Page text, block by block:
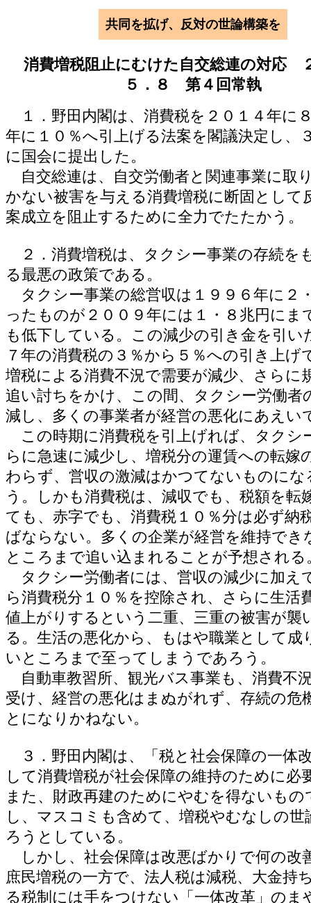
共同を拡げ、反対の世論構築を
消費増税阻止にむけた自交総連の対応
５．８ 第４回常執
１．野田内閣は、消費税を２０１４年に
年に１０％へ引上げる法案を閣議決定し、
に国会に提出した。
自交総連は、自交労働者と関連事業に取
かない被害を与える消費増税に断固として
案成立を阻止するために全力でたたかう。
２．消費増税は、タクシー事業の存続を
る最悪の政策である。
タクシー事業の総営収は１９９６年に２
ったものが２００９年には１・８兆円にま
も低下している。この減少の引き金を引い
７年の消費税の３％から５％への引き上げ
増税による消費不況で需要が減少、さらに
追い討ちをかけ、この間、タクシー労働者
減し、多くの事業者が経営の悪化にあえい
この時期に消費税を引上げれば、タクシ
らに急速に減少し、増税分の運賃への転嫁
わらず、営収の激減はかつてないものにな
う。しかも消費税は、減収でも、税額を転
ても、赤字でも、消費税１０％分は必ず納
ばならない。多くの企業が経営を維持でき
ところまで追い込まれることが予想される
タクシー労働者には、営収の減少に加え
ら消費税分１０％を控除され、さらに生活
値上がりするという二重、三重の被害が襲
る。生活の悪化から、もはや職業として成
いところまで至ってしまうであろう。
自動車教習所、観光バス事業も、消費不
受け、経営の悪化はまぬがれず、存続の危
とになりかねない。
３．野田内閣は、「税と社会保障の一体
して消費増税が社会保障の維持のために必
また、財政再建のためにやむを得ないもの
し、マスコミも含めて、増税やむなしの世
ろうとしている。
しかし、社会保障は改悪ばかりで何の改
庶民増税の一方で、法人税は減税、大金持
る税制には手をつけない「一体改革」のま